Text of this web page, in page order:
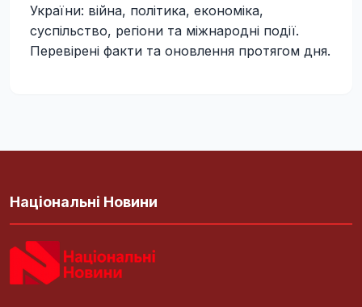
України: війна, політика, економіка,
суспільство, регіони та міжнародні події.
Перевірені факти та оновлення протягом дня.
Національні Новини